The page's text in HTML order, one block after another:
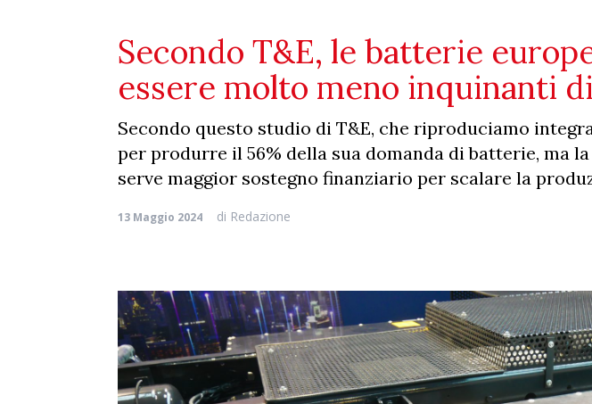
Secondo T&E, le batterie
essere molto meno inquinanti
Secondo questo studio di T&E, che riproduciamo
per produrre il 56% della sua domanda di batterie, ma
serve maggior sostegno finanziario per scalare la
13 Maggio 2024 di Redazione